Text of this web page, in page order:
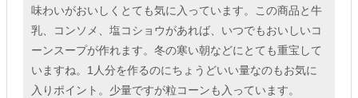
味わいがおいしくとても気に入っています。この商品と牛
乳、コンソメ、塩コショウがあれば、いつでもおいしいコ
ーンスープが作れます。冬の寒い朝などにとても重宝して
いますね。1人分を作るのにちょうどいい量なのもお気に
入りポイント。少量ですが粒コーンも入っています。